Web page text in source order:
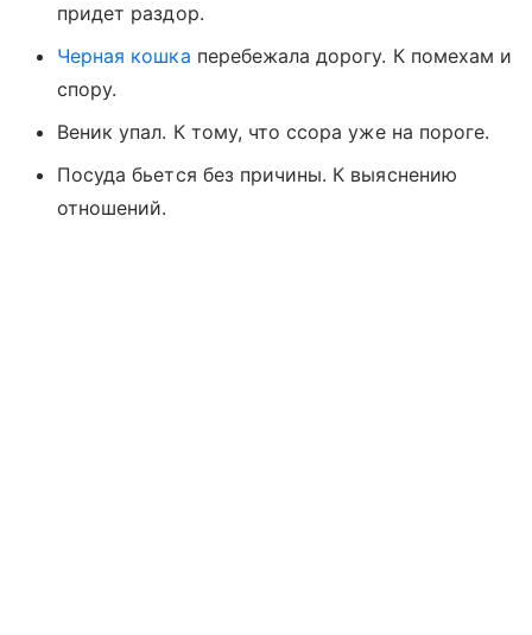
придет раздор.
Черная кошка перебежала дорогу. К помехам и
спору.
Веник упал. К тому, что ссора уже на пороге.
Посуда бьется без причины. К выяснению
отношений.